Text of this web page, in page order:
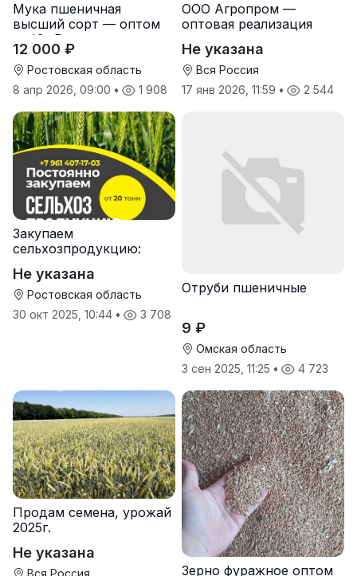
Мука пшеничная
высший сорт — оптом
от Юг Руси
12 000 ₽
Ростовская область
8 апр 2026, 09:00 • 1 908
ООО Агропром —
оптовая реализация
экспорт
Не указана
Вся Россия
17 янв 2026, 11:59 • 2 544
Закупаем
сельхозпродукцию:
подсолнечник
Не указана
Ростовская область
30 окт 2025, 10:44 • 3 708
Отруби пшеничные
9 ₽
Омская область
3 сен 2025, 11:25 • 4 723
Продам семена, урожай
2025г.
Не указана
Вся Россия
Зерно фуражное оптом